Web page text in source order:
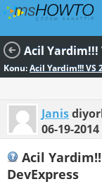
Konu:Acil Yardim!!! VS
Janis
06-19-2014
Acil
DevExpress